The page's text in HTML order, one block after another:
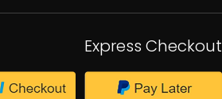
Express Checkout